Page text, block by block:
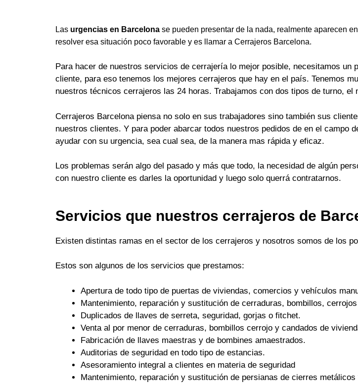
Las urgencias en Barcelona se pueden presentar de la nada, realmente aparecen
resolver esa situación poco favorable y es llamar a Cerrajeros Barcelona.
Para hacer de nuestros servicios de cerrajería lo mejor posible, necesitamos un
cliente, para eso tenemos los mejores cerrajeros que hay en el país. Tenemos
nuestros técnicos cerrajeros las 24 horas. Trabajamos con dos tipos de turno,
Cerrajeros Barcelona piensa no solo en sus trabajadores sino también sus
nuestros clientes. Y para poder abarcar todos nuestros pedidos de en el campo
ayudar con su urgencia, sea cual sea, de la manera mas rápida y eficaz.
Los problemas serán algo del pasado y más que todo, la necesidad de algún
con nuestro cliente es darles la oportunidad y luego solo querrá contratarnos.
Servicios que nuestros cerrajeros de
Existen distintas ramas en el sector de los cerrajeros y nosotros somos de los
Estos son algunos de los servicios que prestamos:
Apertura de todo tipo de puertas de viviendas, comercios y vehículos
Mantenimiento, reparación y sustitución de cerraduras, bombillos,
Duplicados de llaves de serreta, seguridad, gorjas o fitchet.
Venta al por menor de cerraduras, bombillos cerrojo y candados de
Fabricación de llaves maestras y de bombines amaestrados.
Auditorias de seguridad en todo tipo de estancias.
Asesoramiento integral a clientes en materia de seguridad
Mantenimiento, reparación y sustitución de persianas de cierres